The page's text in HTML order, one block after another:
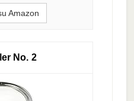
Amazon
2